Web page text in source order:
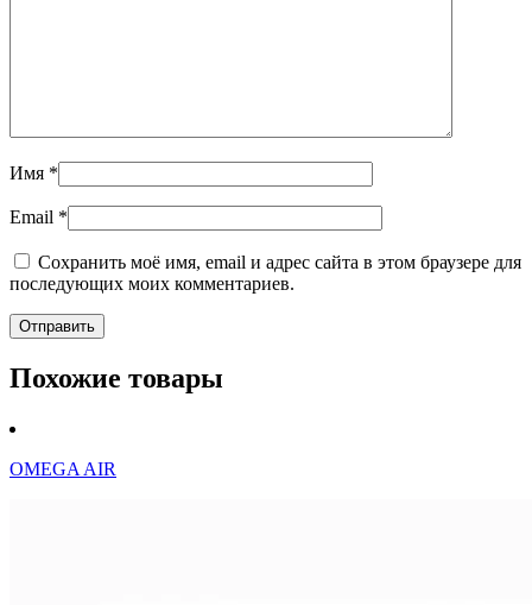
Имя *
Email *
Сохранить моё имя, email и адрес сайта в этом браузере для
последующих моих комментариев.
Похожие товары
OMEGA AIR